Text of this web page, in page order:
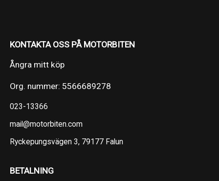
KONTAKTA OSS PÅ MOTORBITEN
Ångra mitt köp
Org. nummer: 5566689278
023-13366
mail@motorbiten.com
Ryckepungsvägen 3, 79177 Falun
BETALNING